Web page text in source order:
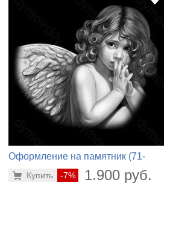
Оформление на памятник (71-
-7% 1.900 руб.
Купить